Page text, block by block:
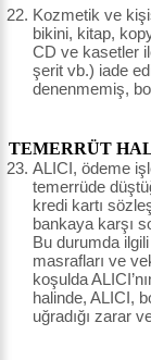
Kozmetik ve
bikini, kitap,
CD ve kasetler
şerit vb.) iade
denenmemiş,
TEMERRÜT
ALICI, ödeme
temerrüde
kredi kartı
bankaya karşı
Bu durumda
masrafları ve
koşulda
halinde, ALICI,
uğradığı zarar